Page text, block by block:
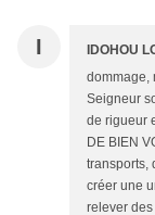
I IDOHOU
dommage,
Seigneur
de rigueur
DE BIEN
transports,
créer une
relever